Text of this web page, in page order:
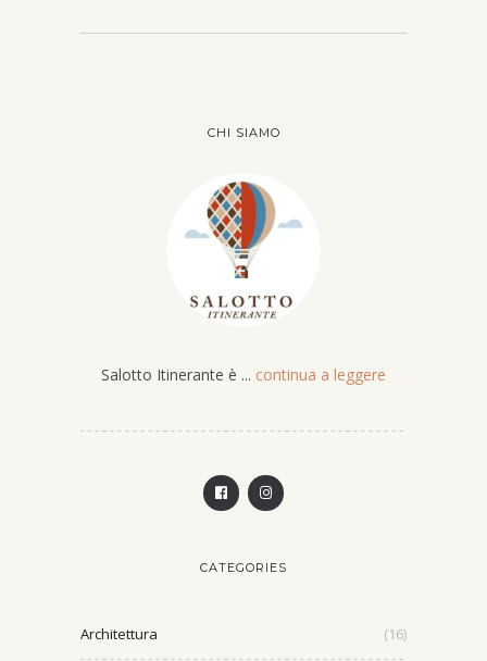
CHI SIAMO
Salotto Itinerante è ... continua a leggere
CATEGORIES
Architettura (16)